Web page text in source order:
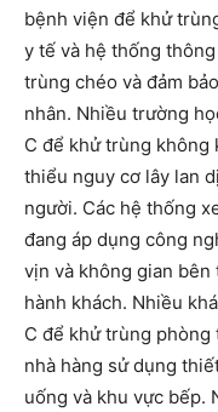
bệnh viện để khử
y tế và hệ thống
trùng chéo và đảm
nhân. Nhiều trường
C để khử trùng không
thiểu nguy cơ lây lan
người. Các hệ thống
đang áp dụng công
vịn và không gian bên
hành khách. Nhiều
C để khử trùng
nhà hàng sử dụng
uống và khu vực bếp.